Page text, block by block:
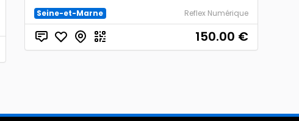
Seine-et-Marne Reflex Numérique
150.00 €